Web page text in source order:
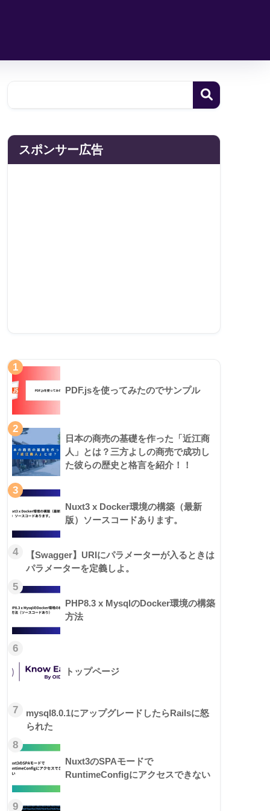
スポンサー広告
1
PDF.jsを使ってみたのでサンプル
2
日本の商売の基礎を作った「近江商
人」とは？三方よしの商売で成功し
た彼らの歴史と格言を紹介！！
3
Nuxt3 x Docker環境の構築（最新
版）ソースコードあります。
4
【Swagger】URIにパラメーターが入るときは
パラメーターを定義しよ。
5
PHP8.3 x MysqlのDocker環境の構築
方法
6
トップページ
7
mysql8.0.1にアップグレードしたらRailsに怒
られた
8
Nuxt3のSPAモードで
RuntimeConfigにアクセスできない
9